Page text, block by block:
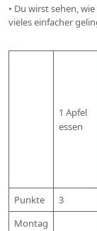
• Du wirst sehen,
vieles einfacher
1 Apfel
essen
Punkte
3
Montag